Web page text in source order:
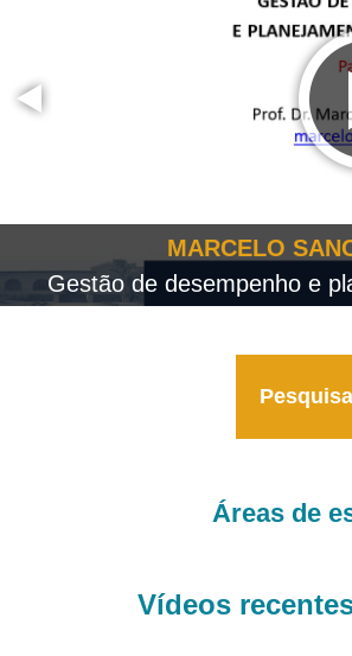
MARCELO
Gestão de desempenho e
Áreas de
Vídeos